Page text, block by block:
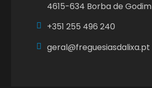
4615-634 Borba de Godim
+351255 496 240
geral@freguesiasdalixa.pt